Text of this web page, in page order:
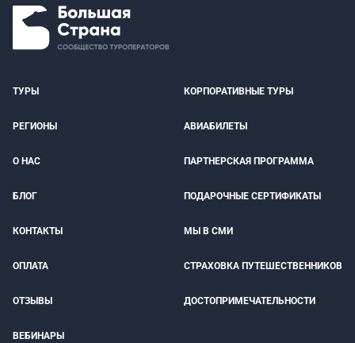
ТУРЫ КОРПОРАТИВНЫЕ ТУРЫ
РЕГИОНЫ АВИАБИЛЕТЫ
О НАС ПАРТНЕРСКАЯ ПРОГРАММА
БЛОГ ПОДАРОЧНЫЕ СЕРТИФИКАТЫ
КОНТАКТЫ МЫ В СМИ
ОПЛАТА СТРАХОВКА ПУТЕШЕСТВЕННИКОВ
ОТЗЫВЫ ДОСТОПРИМЕЧАТЕЛЬНОСТИ
ВЕБИНАРЫ